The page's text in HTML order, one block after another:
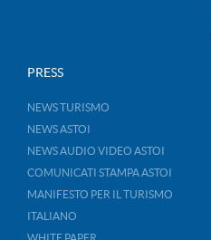
PRESS
NEWS TURISMO
NEWS ASTOI
NEWS AUDIO VIDEO ASTOI
COMUNICATI STAMPA ASTOI
MANIFESTO PER IL TURISMO
ITALIANO
WHITE PAPER